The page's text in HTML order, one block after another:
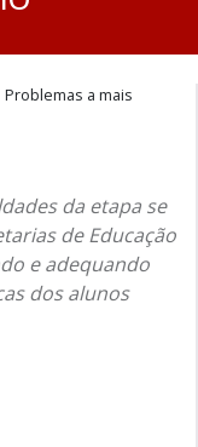
Problemas a mais
da etapa se
de Educação
e adequando
dos alunos